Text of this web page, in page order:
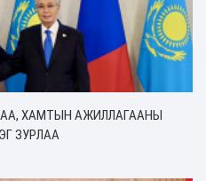
ХАМТЫН АЖИЛЛАГААНЫ
ЗУРЛАА